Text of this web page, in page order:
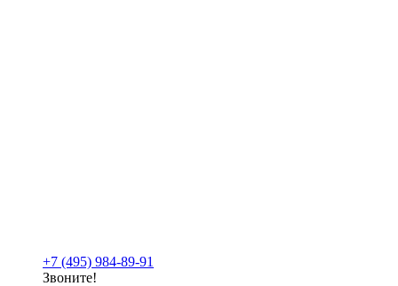
+7 (495) 984-89-91
Звоните!